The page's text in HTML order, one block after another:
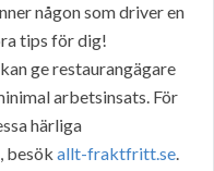
någon som driver en
tips för dig!
ge restaurangägare
arbetsinsats. För
härliga
besök allt-fraktfritt.se.